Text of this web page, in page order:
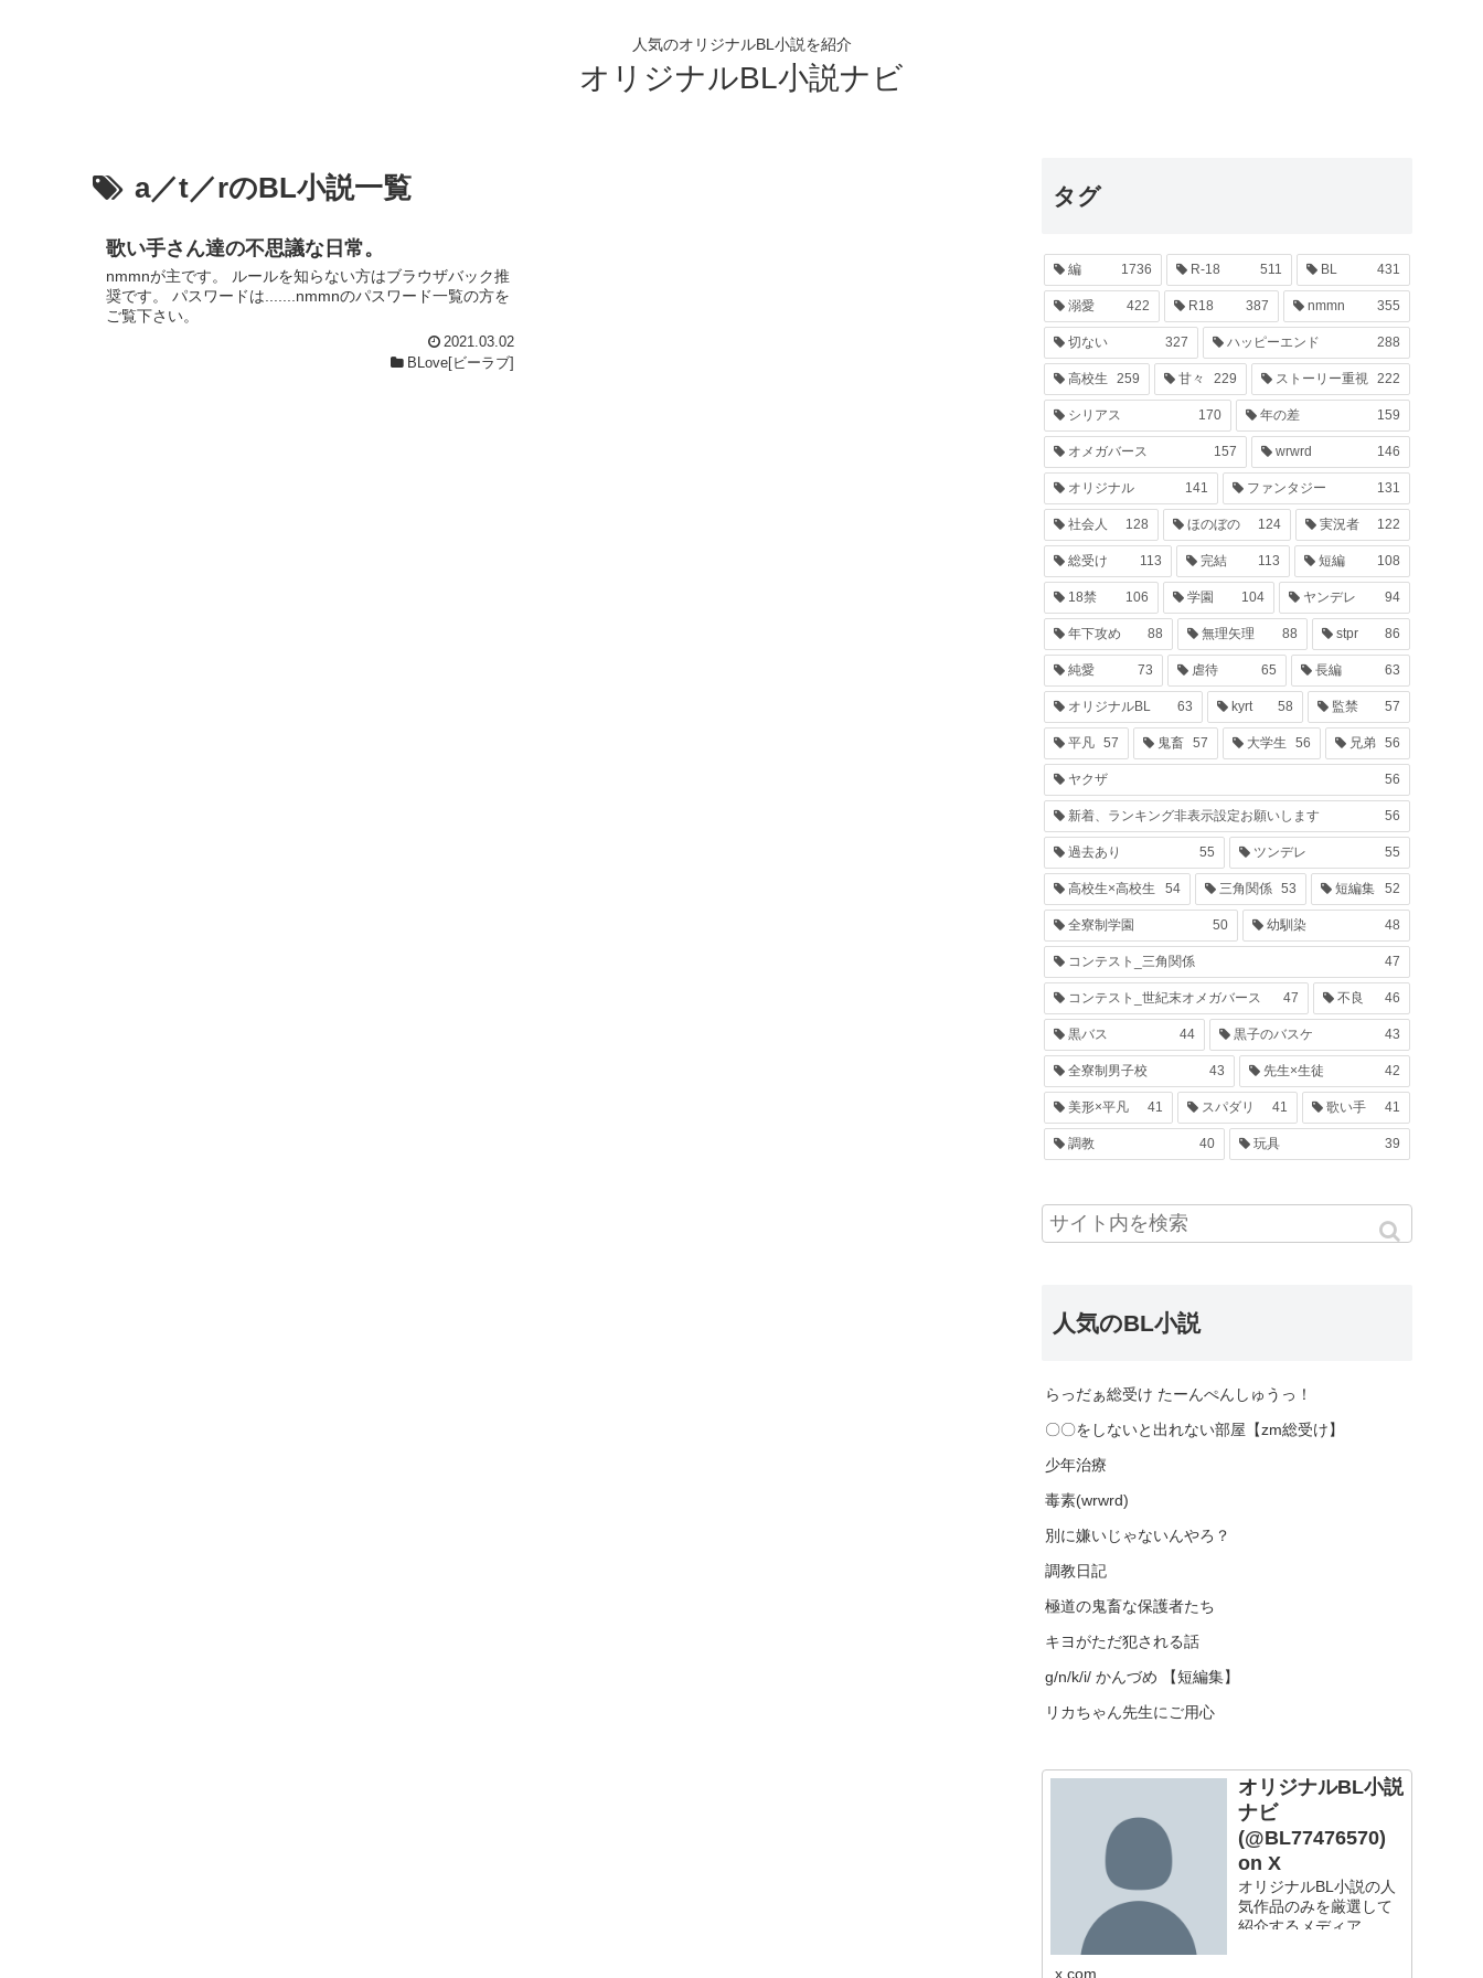
人気のオリジナルBL小説を紹介
オリジナルBL小説ナビ
a／t／rのBL小説一覧
歌い手さん達の不思議な日常。
nmmnが主です。 ルールを知らない方はブラウザバック推
奨です。 パスワードは.......nmmnのパスワード一覧の方を
ご覧下さい。
2021.03.02
BLove[ビーラブ]
タグ
編 1736 R-18 511 BL 431
溺愛 422 R18 387 nmmn 355
切ない 327 ハッピーエンド 288
高校生 259 甘々 229 ストーリー重視 222
シリアス 170 年の差 159
オメガバース 157 wrwrd 146
オリジナル 141 ファンタジー 131
社会人 128 ほのぼの 124 実況者 122
総受け 113 完結 113 短編 108
18禁 106 学園 104 ヤンデレ 94
年下攻め 88 無理矢理 88 stpr 86
純愛 73 虐待 65 長編 63
オリジナルBL 63 kyrt 58 監禁 57
平凡 57 鬼畜 57 大学生 56 兄弟 56
ヤクザ 56
新着、ランキング非表示設定お願いします 56
過去あり 55 ツンデレ 55
高校生×高校生 54 三角関係 53 短編集 52
全寮制学園 50 幼馴染 48
コンテスト_三角関係 47
コンテスト_世紀末オメガバース 47 不良 46
黒バス 44 黒子のバスケ 43
全寮制男子校 43 先生×生徒 42
美形×平凡 41 スパダリ 41 歌い手 41
調教 40 玩具 39
人気のBL小説
らっだぁ総受け たーんぺんしゅうっ！
〇〇をしないと出れない部屋【zm総受け】
少年治療
毒素(wrwrd)
別に嫌いじゃないんやろ？
調教日記
極道の鬼畜な保護者たち
キヨがただ犯される話
g/n/k/i/ かんづめ 【短編集】
リカちゃん先生にご用心
オリジナルBL小説
ナビ
(@BL77476570)
on X
オリジナルBL小説の人
気作品のみを厳選して
紹介するメディア
x.com